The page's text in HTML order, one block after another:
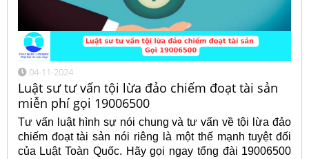
04-11-2024
Luật sư tư vấn tội lừa đảo chiếm đoạt tài sản
miễn phí gọi 19006500
Tư vấn luật hình sự nói chung và tư vấn về tội lừa đảo
chiếm đoạt tài sản nói riêng là một thế mạnh tuyệt đối
của Luật Toàn Quốc. Hãy gọi ngay tổng đài 19006500